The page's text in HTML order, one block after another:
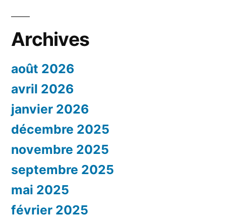
Archives
août 2026
avril 2026
janvier 2026
décembre 2025
novembre 2025
septembre 2025
mai 2025
février 2025